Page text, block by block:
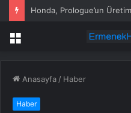
Menü
Anasayfa / Haber
Haber